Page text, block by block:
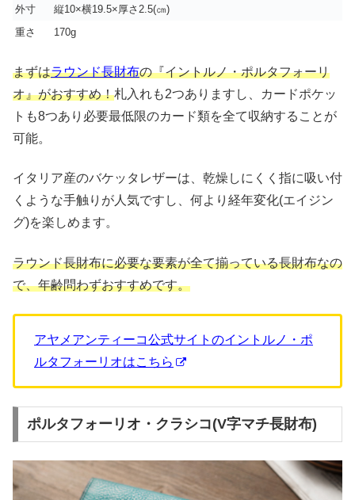
外寸
縦10×横19.5×厚さ2.5(㎝)
重さ
170g
まずはラウンド長財布の『イントルノ・ポルタフォーリ
オ』がおすすめ！札入れも2つありますし、カードポケッ
トも8つあり必要最低限のカード類を全て収納することが
可能。
イタリア産のバケッタレザーは、乾燥しにくく指に吸い付
くような手触りが人気ですし、何より経年変化(エイジン
グ)を楽しめます。
ラウンド長財布に必要な要素が全て揃っている長財布なの
で、年齢問わずおすすめです。
アヤメアンティーコ公式サイトのイントルノ・ポ
ルタフォーリオはこちら
ポルタフォーリオ・クラシコ(V字マチ長財布)